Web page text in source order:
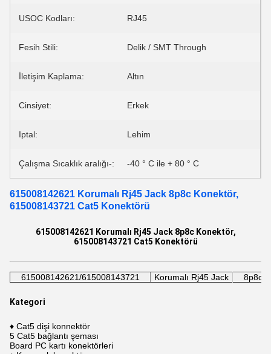
USOC Kodları: RJ45
Fesih Stili: Delik / SMT Through
İletişim Kaplama: Altın
Cinsiyet: Erkek
Iptal: Lehim
Çalışma Sıcaklık aralığı-: -40 ° C ile + 80 ° C
615008142621 Korumalı Rj45 Jack 8p8c Konektör,
615008143721 Cat5 Konektörü
615008142621 Korumalı Rj45 Jack 8p8c Konektör,
615008143721 Cat5 Konektörü
615008142621/615008143721 Korumalı Rj45 Jack 8p8c
Kategori
♦ Cat5 dişi konnektör
5 Cat5 bağlantı şeması
Board PC kartı konektörleri